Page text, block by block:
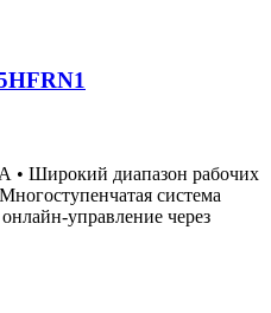
• Широкий диапазон рабочих
система
управление через